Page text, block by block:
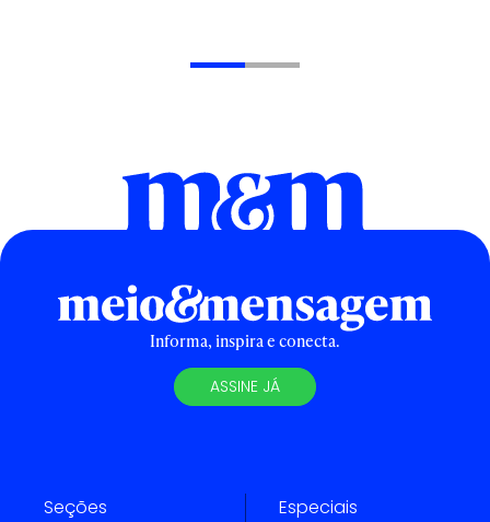
Informa, inspira e conecta.
ASSINE JÁ
Seções Especiais